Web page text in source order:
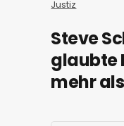
Justiz
Steve
glaubte
mehr